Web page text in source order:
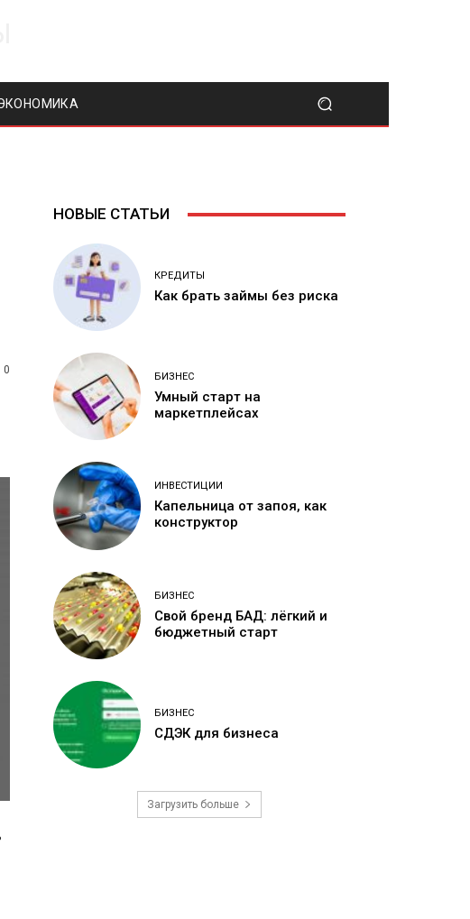
0
НОВЫЕ СТАТЬИ
КРЕДИТЫ
Как брать займы без риска
БИЗНЕС
Умный старт на
маркетплейсах
ИНВЕСТИЦИИ
Капельница от запоя, как
конструктор
БИЗНЕС
Свой бренд БАД: лёгкий и
бюджетный старт
БИЗНЕС
СДЭК для бизнеса
Загрузить больше